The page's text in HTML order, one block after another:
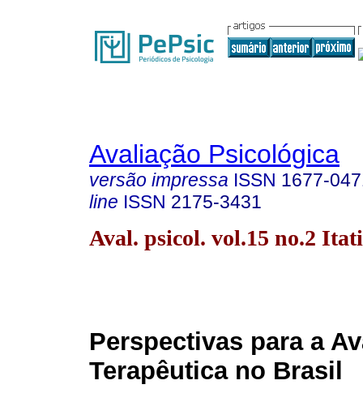
Avaliação Psicológica
versão impressa ISSN 1677-
line ISSN 2175-3431
Aval. psicol. vol.15 no.2
Perspectivas para a
Terapêutica no Brasil